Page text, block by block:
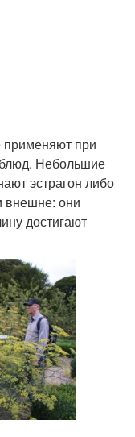
при
Небольшие
эстрагон либо
внешне: они
достигают